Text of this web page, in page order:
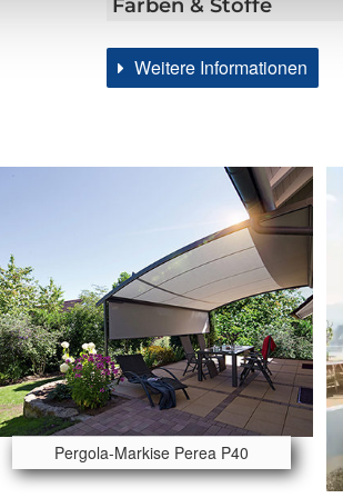
Farben & Stoffe
Weitere Informationen
Pergola-Markise Perea P40